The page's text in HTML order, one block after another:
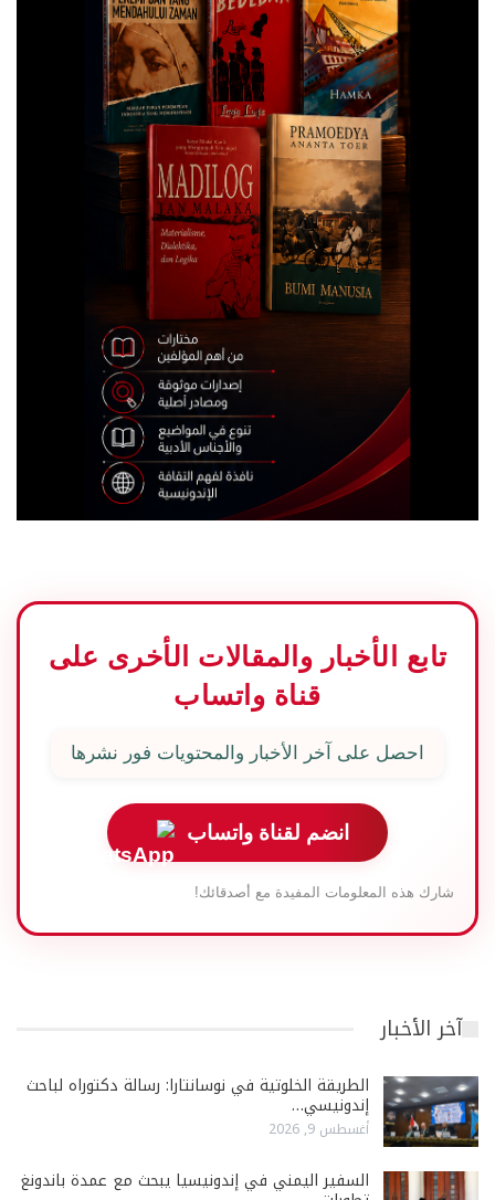
تابع الأخبار والمقالات الأخرى على
قناة واتساب
احصل على آخر الأخبار والمحتويات فور نشرها
انضم لقناة واتساب
شارك هذه المعلومات المفيدة مع أصدقائك!
آخر الأخبار
الطريقة الخلوتية في نوسانتارا: رسالة دكتوراه لباحث
إندونيسي…
أغسطس 9, 2026
السفير اليمني في إندونيسيا يبحث مع عمدة باندونغ